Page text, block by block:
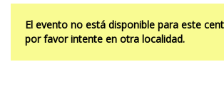
El evento no está disponible para este
por favor intente en otra localidad.